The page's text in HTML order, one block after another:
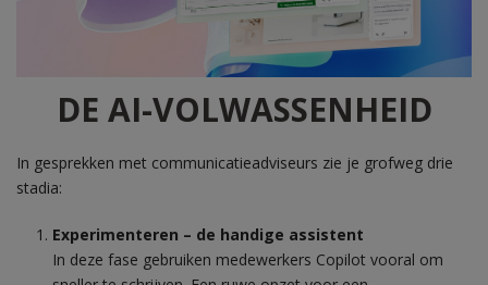
DE AI-VOLWASSENHEID
In gesprekken met communicatieadviseurs zie je grofweg drie
stadia:
Experimenteren – de handige assistent
In deze fase gebruiken medewerkers Copilot vooral om